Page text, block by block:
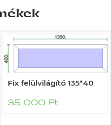
Fix felülvilágító 135*40
35 000 Ft